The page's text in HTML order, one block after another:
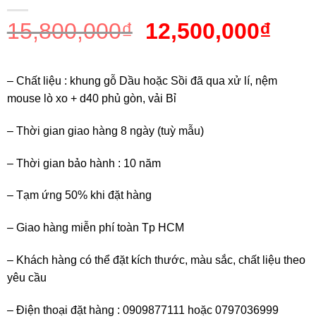
15,800,000₫ 12,500,000₫
– Chất liệu : khung gỗ Dầu hoặc Sồi đã qua xử lí, nệm
mouse lò xo + d40 phủ gòn, vải Bỉ
– Thời gian giao hàng 8 ngày (tuỳ mẫu)
– Thời gian bảo hành : 10 năm
– Tạm ứng 50% khi đặt hàng
– Giao hàng miễn phí toàn Tp HCM
– Khách hàng có thể đặt kích thước, màu sắc, chất liệu theo
yêu cầu
– Điện thoại đặt hàng : 0909877111 hoặc 0797036999